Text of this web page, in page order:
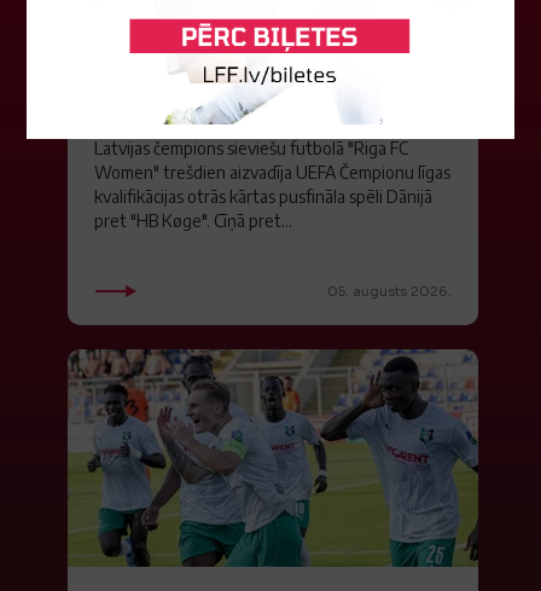
"Riga FC Women" liek kārtīgi
pasvīst dānietēm
Latvijas čempions sieviešu futbolā "Riga FC
Women" trešdien aizvadīja UEFA Čempionu līgas
kvalifikācijas otrās kārtas pusfināla spēli Dānijā
pret "HB Køge". Cīņā pret...
05. augusts 2026.